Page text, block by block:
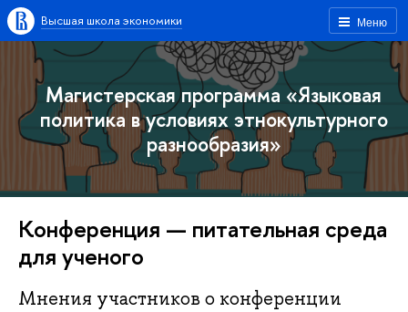
Меню
Высшая школа экономики
Магистерская программа «Языковая
политика в условиях этнокультурного
разнообразия»
Конференция — питательная среда
для ученого
Мнения участников о конференции